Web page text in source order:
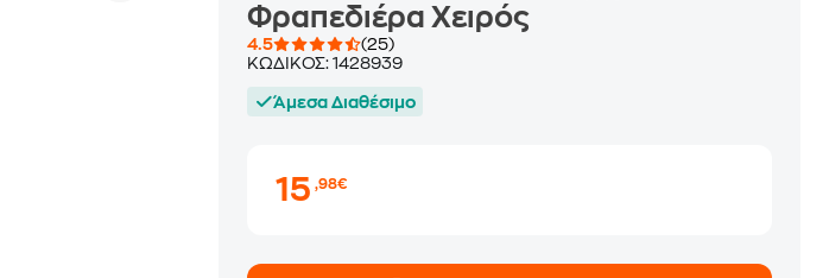
Φραπεδιέρα Χειρός
4.5
(25)
ΚΩΔΙΚΟΣ:1428939
Άμεσα Διαθέσιμο
15,98€